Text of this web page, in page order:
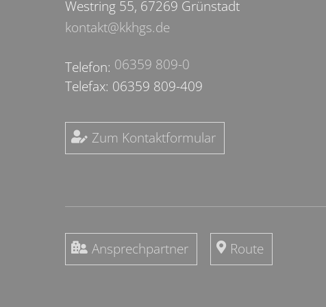
Westring 55, 67269 Grünstadt
kontakt@kkhgs.de
Telefon: 06359 809-0
Telefax: 06359 809-409
Zum Kontaktformular
Ansprechpartner Route